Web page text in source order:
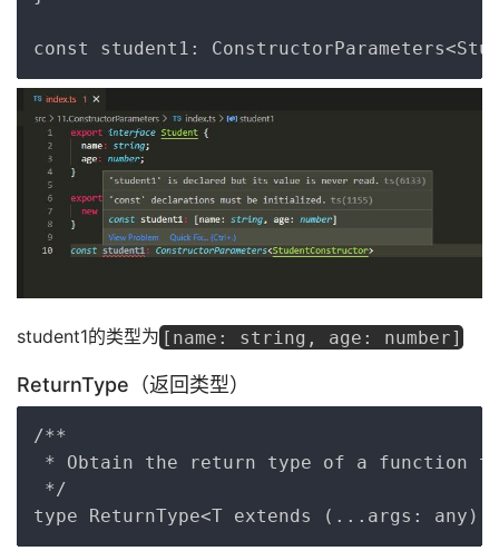
student1的类型为 [name: string, age: number]
ReturnType（返回类型）
/**
* Obtain the return type of a function
*/